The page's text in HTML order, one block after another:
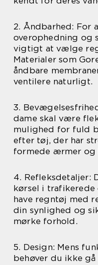
2. Åndbarhed: For
overophedning og
vigtigt at vælge
Materialer som
åndbare
ventilere naturligt.
3.
dame skal være
mulighed for fuld
efter tøj, der har
formede ærmer og
4. Refleksdetaljer:
kørsel i
have regntøj med
din synlighed og
mørke forhold.
5. Design: Mens
behøver du ikke